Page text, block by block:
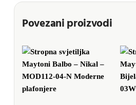
Povezani proizvodi